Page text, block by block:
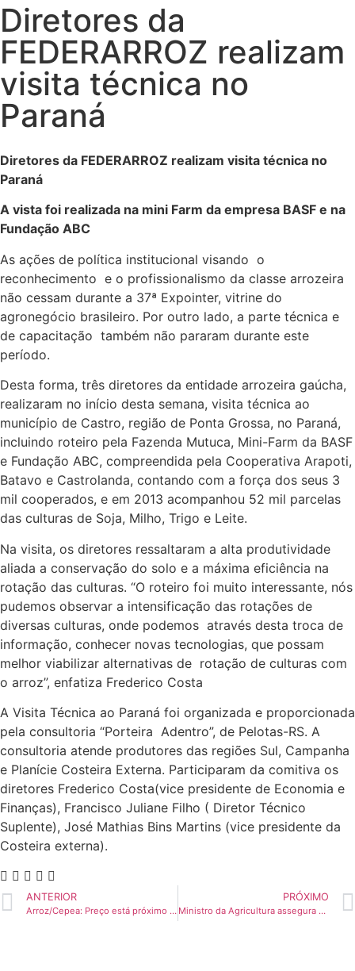
Diretores da
FEDERARROZ realizam
visita técnica no
Paraná
Diretores da FEDERARROZ realizam visita técnica no
Paraná
A vista foi realizada na mini Farm da empresa BASF e na
Fundação ABC
As ações de política institucional visando o
reconhecimento e o profissionalismo da classe arrozeira
não cessam durante a 37ª Expointer, vitrine do
agronegócio brasileiro. Por outro lado, a parte técnica e
de capacitação também não pararam durante este
período.
Desta forma, três diretores da entidade arrozeira gaúcha,
realizaram no início desta semana, visita técnica ao
município de Castro, região de Ponta Grossa, no Paraná,
incluindo roteiro pela Fazenda Mutuca, Mini-Farm da BASF
e Fundação ABC, compreendida pela Cooperativa Arapoti,
Batavo e Castrolanda, contando com a força dos seus 3
mil cooperados, e em 2013 acompanhou 52 mil parcelas
das culturas de Soja, Milho, Trigo e Leite.
Na visita, os diretores ressaltaram a alta produtividade
aliada a conservação do solo e a máxima eficiência na
rotação das culturas. “O roteiro foi muito interessante, nós
pudemos observar a intensificação das rotações de
diversas culturas, onde podemos através desta troca de
informação, conhecer novas tecnologias, que possam
melhor viabilizar alternativas de rotação de culturas com
o arroz”, enfatiza Frederico Costa
A Visita Técnica ao Paraná foi organizada e proporcionada
pela consultoria “Porteira Adentro”, de Pelotas-RS. A
consultoria atende produtores das regiões Sul, Campanha
e Planície Costeira Externa. Participaram da comitiva os
diretores Frederico Costa(vice presidente de Economia e
Finanças), Francisco Juliane Filho ( Diretor Técnico
Suplente), José Mathias Bins Martins (vice presidente da
Costeira externa).
ANTERIOR
Arroz/Cepea: Preço está próximo do máximo de 2014
PRÓXIMO
Ministro da Agricultura assegura que irá ouvir setor orizícola